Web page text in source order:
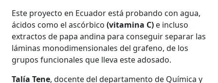
Este proyecto en Ecuador está probando con agua,
ácidos como el ascórbico (vitamina C) e incluso
extractos de papa andina para conseguir separar las
láminas monodimensionales del grafeno, de los
grupos funcionales que lleva este adosado.
Talía Tene, docente del departamento de Química y